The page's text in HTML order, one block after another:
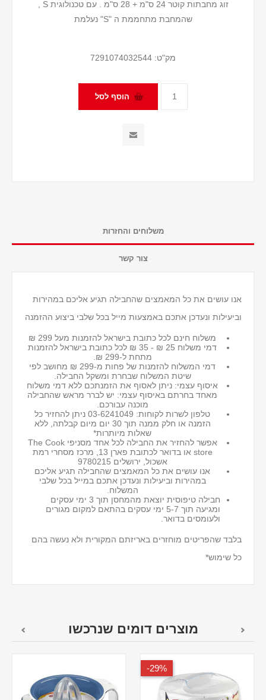
שהמחבת מתחממת ה "S" נעלמת
מק"ט: 7291074032544
משלוחים והחזרות
צור קשר
אנו עושים את כל המאמצים שהחבילה תגיע אליכם במהירות
וביעילות ונעדכן אתכם באמצעות מייל בכל שלבי ביצוע ההזמנה
משלוח חינם לכל כתובת בישראל להזמנות מעל 299 ₪
דמי משלוח 25 ₪ - 35 ₪ לכל כתובת בישראל
להזמנות
מתחת ל-299 ₪.
דמי המשלוח להזמנות של פחות מ-299 ₪ מחושב לפי
שיטת המשלוח שבחרת ומשקל החבילה.
איסוף עצמי: ניתן לאסוף את הזמנתכם ללא דמי משלוח
מאחד בחרתם באיסוף עצמי: יש לברר מראש שהחבילה
מוכנה עבורכם.
טלפון לשרות לקוחות: 03-6241049 ניתן להחזיר כל
הזמנה או חלק ממנה תוך 30 יום מיום קבלתה, ללא
שאלות מיותרות*
אפשר להחזיר את החבילה לכל אחד מסניפי The Cook
store או בדואר לכתובת פארן 13, מרכז מסחרי רמת
אשכול, ירושלים 9780215
אנו עושים את כל המאמצים שהחבילה תגיע אליכם
במהירות וביעילות ונעדכן אתכם במייל בכל שלבי
המשלוח.
חבילה טיפוסית יוצאת מהמחסן תוך 3 ימי עסקים
ומגיעה תוך 5-7 ימי עסקים בהתאם למקום מגורים
ולעומסים בדואר.
בלבד שהפריטים מוחזרים באריזתם המקורית ולא נעשה בהם
כל שימוש*
מוצרים דומים שנרכשו
29%-